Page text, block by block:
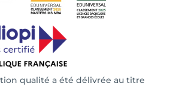
qualité a été délivrée au titre